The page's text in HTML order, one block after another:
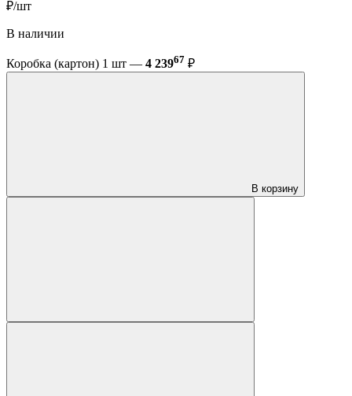
₽/шт
В наличии
Коробка (картон) 1 шт — 4 23967 ₽
В корзину